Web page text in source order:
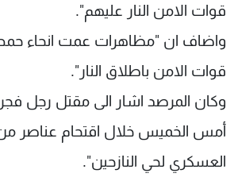
قوات الامن النار عليهم".
واضاف ان "مظاهرات عمت انحاء
قوات الامن باطلاق النار".
وكان المرصد اشار الى مقتل رجل
أمس الخميس خلال اقتحام عناصر
العسكري لحي النازحين".